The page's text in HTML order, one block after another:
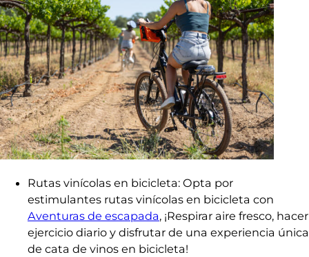
Rutas vinícolas en bicicleta: Opta por
estimulantes rutas vinícolas en bicicleta con
Aventuras de escapada, ¡Respirar aire fresco, hacer
ejercicio diario y disfrutar de una experiencia única
de cata de vinos en bicicleta!